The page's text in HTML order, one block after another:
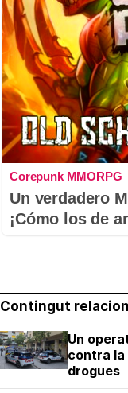
Corepunk MMORPG
Un verdadero
¡Cómo los de
Contingut
Un
contra
drogues